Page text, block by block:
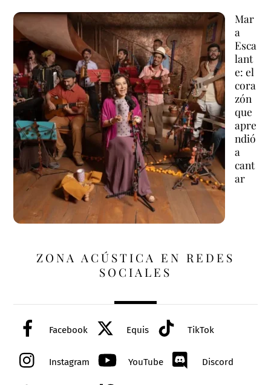
Mar
a
Esca
lant
e: el
cora
zón
que
apre
ndió
a
cant
ar
ZONA ACÚSTICA EN REDES
SOCIALES
Facebook Equis TikTok
Instagram YouTube Discord